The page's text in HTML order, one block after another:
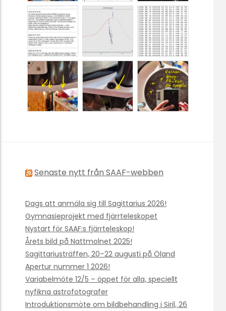
Senaste nytt från SAAF-webben
Dags att anmäla sig till Sagittarius 2026!
Gymnasieprojekt med fjärrteleskopet
Nystart för SAAF:s fjärrteleskop!
Årets bild på Nattmolnet 2025!
Sagittariusträffen, 20–22 augusti på Öland
Apertur nummer 1 2026!
Variabelmöte 12/5 – öppet för alla, speciellt
nyfikna astrofotografer
Introduktionsmöte om bildbehandling i Siril, 26